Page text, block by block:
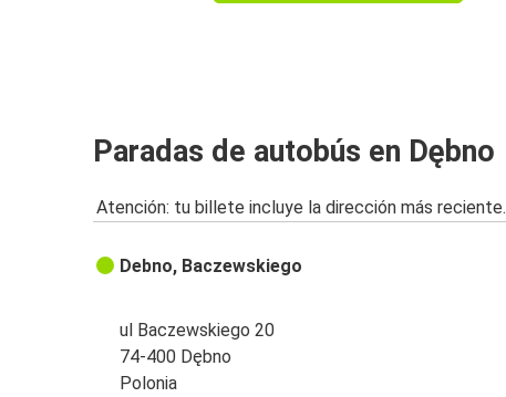
Paradas de autobús en Dębno
Atención: tu billete incluye la dirección más reciente.
Debno, Baczewskiego
ul Baczewskiego 20
74-400 Dębno
Polonia